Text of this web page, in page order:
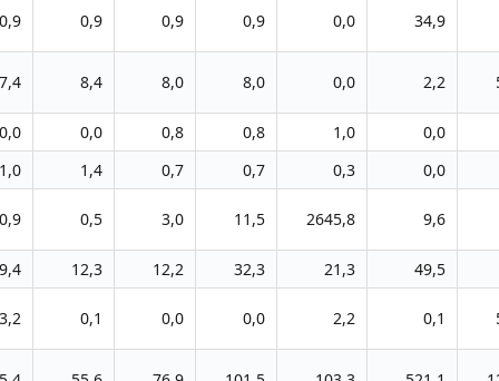
0,9 0,9 0,9 0,9 0,0 34,9
7,4 8,4 8,0 8,0 0,0 2,2
0,0 0,0 0,8 0,8 1,0
0,0
1,4 0,7 0,7 0,3 0,0
0,9 0,5 3,0 11,5 2645,8 9,6
9,4 12,3 12,2 32,3 21,3 49,5
3,2 0,1 0,0 0,0 2,2 0,1